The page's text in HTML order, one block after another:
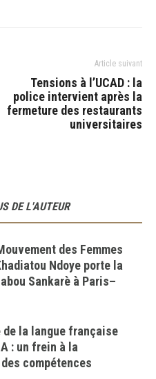
Article suivant
Tensions à l’UCAD : la
police intervient après la
fermeture des restaurants
universitaires
DE L'AUTEUR
des Femmes
Ndoye porte la
Sankarè à Paris–
de la langue française
: un frein à la
compétences